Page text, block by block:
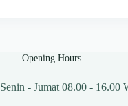
Opening Hours
Senin - Jumat 08.00 - 16.00